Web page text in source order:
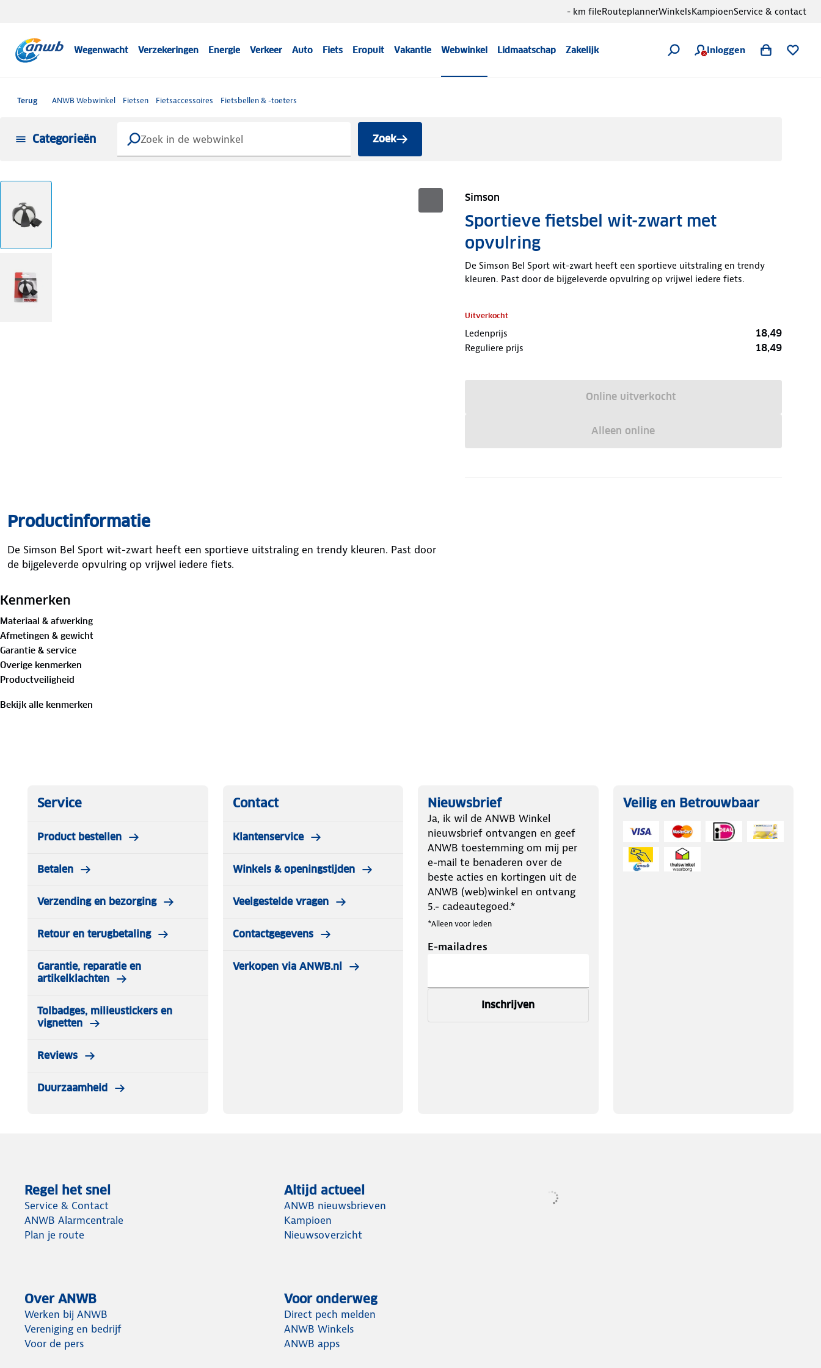
Wegenwacht Verzekeringen Energie Verkeer Auto Fiets Eropuit Vakantie Webwinkel Lidmaatschap Zakelijk Inloggen
- km fileRouteplannerWinkelsKampioenService & contact
Terug ANWB Webwinkel Fietsen Fietsaccessoires Fietsbellen & -toeters
Categorieën Zoek
Simson
Sportieve fietsbel wit-zwart met
opvulring
De Simson Bel Sport wit-zwart heeft een sportieve uitstraling en trendy
kleuren. Past door de bijgeleverde opvulring op vrijwel iedere fiets.
Uitverkocht
Ledenprijs 18,49
Reguliere prijs 18,49
Online uitverkocht
Alleen online
Productinformatie
De Simson Bel Sport wit-zwart heeft een sportieve uitstraling en trendy kleuren. Past door
de bijgeleverde opvulring op vrijwel iedere fiets.
Kenmerken
Materiaal & afwerking
Afmetingen & gewicht
Garantie & service
Overige kenmerken
Productveiligheid
Bekijk alle kenmerken
Service
Product bestellen
Betalen
Verzending en bezorging
Retour en terugbetaling
Garantie, reparatie en
artikelklachten
Tolbadges, milieustickers en
vignetten
Reviews
Duurzaamheid
Contact
Klantenservice
Winkels & openingstijden
Veelgestelde vragen
Contactgegevens
Verkopen via ANWB.nl
Nieuwsbrief
Ja, ik wil de ANWB Winkel
nieuwsbrief ontvangen en geef
ANWB toestemming om mij per
e-mail te benaderen over de
beste acties en kortingen uit de
ANWB (web)winkel en ontvang
5.- cadeautegoed.*
*Alleen voor leden
E-mailadres
Inschrijven
Veilig en Betrouwbaar
Regel het snel
Service & Contact
ANWB Alarmcentrale
Plan je route
Altijd actueel
ANWB nieuwsbrieven
Kampioen
Nieuwsoverzicht
Over ANWB
Werken bij ANWB
Vereniging en bedrijf
Voor de pers
Voor onderweg
Direct pech melden
ANWB Winkels
ANWB apps